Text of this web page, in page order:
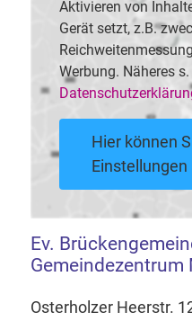
Aktivieren von
Gerät setzt, z.B.
Werbung. Näheres s.
Hier können
Einstellungen
Ev.
Osterholzer Heerstr.